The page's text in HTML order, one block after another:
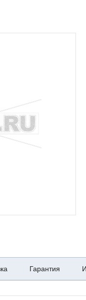
Гарантия